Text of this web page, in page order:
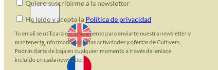
Quiero suscribirme a la newsletter
He leido y acepto la Política de privacidad
Tu email se utilizará exclusivamente para enviarte nuestra newsletter y
mantenerte informado sobre las actividades y ofertas de Cultivers.
Podrás darte de baja en cualquier momento a través del enlace
incluido en cada newsletter.